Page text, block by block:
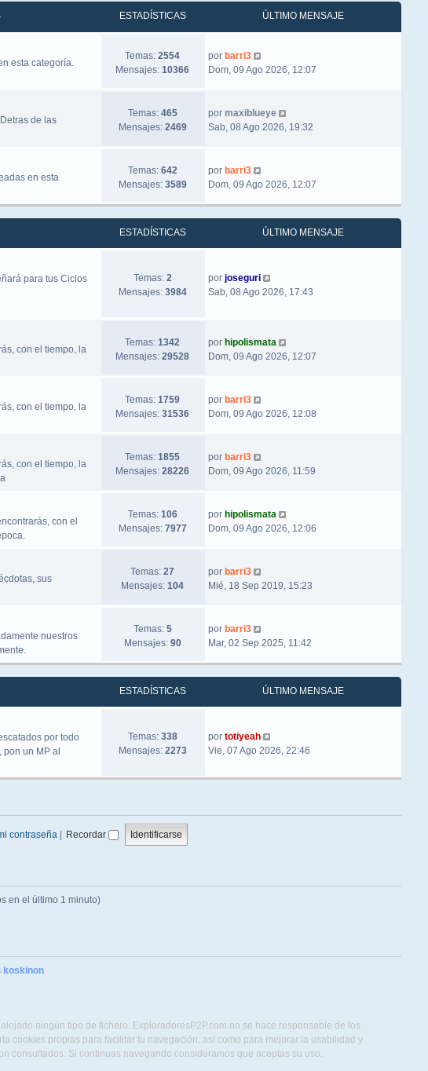
ESTADÍSTICAS ÚLTIMO MENSAJE
esta categoría.
Temas:2554
Mensajes:10366
por barri3
Dom, 09 Ago 2026, 12:07
de las
Temas: 465
Mensajes: 2469
por maxiblueye
Sab, 08 Ago 2026, 19:32
en esta
Temas: 642
Mensajes: 3589
por barri3
Dom, 09 Ago 2026, 12:07
ESTADÍSTICAS ÚLTIMO MENSAJE
para tus Ciclos
Temas: 2
Mensajes: 3984
por joseguri
Sab, 08 Ago 2026, 17:43
con el tiempo, la
Temas:1342
Mensajes:29528
por hipolismata
Dom, 09 Ago 2026, 12:07
con el tiempo, la
Temas:1759
Mensajes:31536
por barri3
Dom, 09 Ago 2026, 12:08
con el tiempo, la
Temas:1855
Mensajes:28226
por barri3
Dom, 09 Ago 2026, 11:59
con el
Temas: 106
Mensajes: 7977
por hipolismata
Dom, 09 Ago 2026, 12:06
sus
Temas:27
Mensajes:104
por barri3
Mié, 18 Sep 2019, 15:23
nuestros
Temas: 5
Mensajes: 90
por barri3
Mar, 02 Sep 2025, 11:42
ESTADÍSTICAS ÚLTIMO MENSAJE
por todo
un MP al
Temas: 338
Mensajes: 2273
por totiyeah
Vie, 07 Ago 2026, 22:46
contraseña Recordar
en el último 1 minuto)
koskinon
ningún tipo de fichero. ExploradoresP2P.com no se hace responsable de los
cookies propias para facilitar tu navegación, así como para mejorar la usabilidad y
consultados. Si continuas navegando consideramos que aceptas su uso.